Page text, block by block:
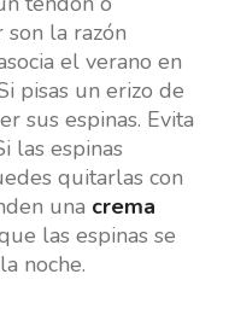
son la razón
el verano en
pisas un erizo de
sus espinas. Evita
las espinas
quitarlas con
una crema
las espinas se
noche.